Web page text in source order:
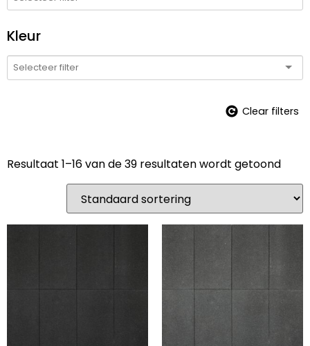
Kleur
Clear filters
Resultaat 1–16 van de 39 resultaten wordt getoond